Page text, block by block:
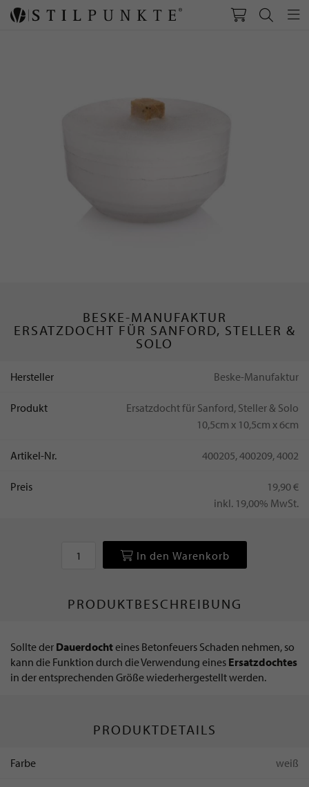
BESKE-MANUFAKTUR
ERSATZDOCHT FÜR SANFORD, STELLER &
SOLO
Hersteller Beske-Manufaktur
Produkt
Ersatzdocht für Sanford, Steller & Solo
10,5cm x 10,5cm x 6cm
Artikel-Nr. 400205, 400209, 4002
Preis
19,90 €
inkl. 19,00% MwSt.
In den Warenkorb
PRODUKTBESCHREIBUNG
Sollte der Dauerdochteines Betonfeuers Schaden nehmen, so
kann die Funktion durch die Verwendung eines Ersatzdochtes
in der entsprechenden Größe wiederhergestellt werden.
PRODUKTDETAILS
Farbe weiß